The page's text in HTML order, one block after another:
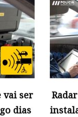
vai ser
dias